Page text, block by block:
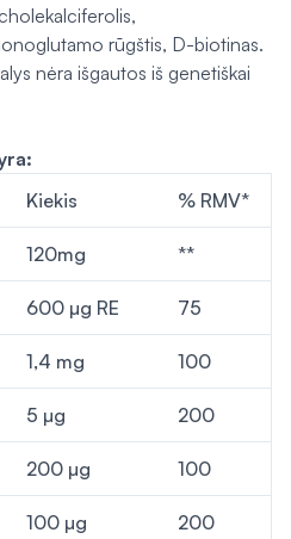
rūgštis, D-biotinas.
nėra išgautos iš genetiškai
Kiekis % RMV*
120mg **
600 µg RE 75
1,4 mg 100
5 µg 200
200 µg 100
100 µg 200